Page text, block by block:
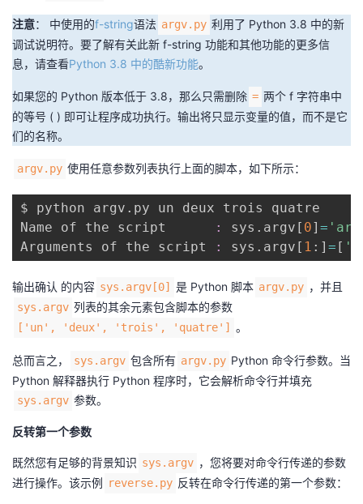
注意： 中使用的f-string语法 argv.py 利用了 Python 3.8 中的新
调试说明符。要了解有关此新 f-string 功能和其他功能的更多信
息，请查看Python 3.8 中的酷新功能。
如果您的 Python 版本低于 3.8，那么只需删除 = 两个 f 字符串中
的等号 ( ) 即可让程序成功执行。输出将只显示变量的值，而不是它
们的名称。
argv.py 使用任意参数列表执行上面的脚本，如下所示：
$ python argv.py un deux trois quatre
Name of the script
: sys.argv [ 0] =
Arguments of the script
: sys.argv [ 1 : ] = [
输出确认 的内容 sys.argv[0] 是 Python 脚本 argv.py ，并且
sys.argv 列表的其余元素包含脚本的参数
['un', 'deux', 'trois', 'quatre'] 。
总而言之， sys.argv 包含所有 argv.py Python 命令行参数。当
Python 解释器执行 Python 程序时，它会解析命令行并填充
sys.argv 参数。
反转第一个参数
既然您有足够的背景知识 sys.argv ，您将要对命令行传递的参数
进行操作。该示例 reverse.py 反转在命令行传递的第一个参数：